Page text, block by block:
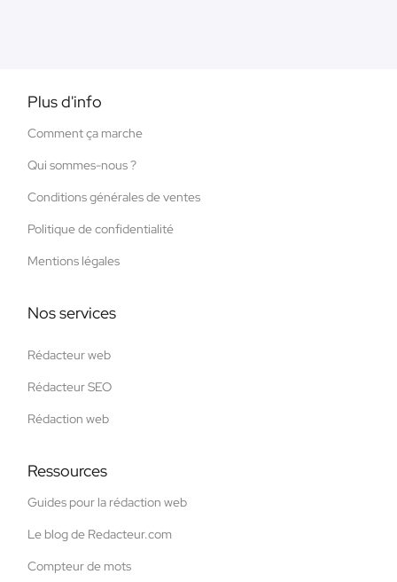
Plus d'info
Comment ça marche
Qui sommes-nous ?
Conditions générales de ventes
Politique de confidentialité
Mentions légales
Nos services
Rédacteur web
Rédacteur SEO
Rédaction web
Ressources
Guides pour la rédaction web
Le blog de Redacteur.com
Compteur de mots